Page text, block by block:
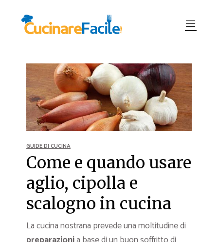
GUIDE DI CUCINA
Come e quando usare
aglio, cipolla e
scalogno in cucina
La cucina nostrana prevede una moltitudine di